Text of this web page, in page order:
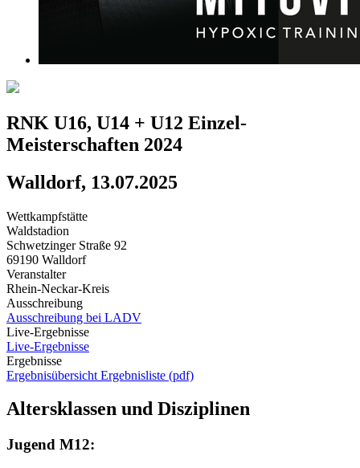
RNK U16, U14 + U12 Einzel-
Meisterschaften 2024
Walldorf, 13.07.2025
Wettkampfstätte
Waldstadion
Schwetzinger Straße 92
69190 Walldorf
Veranstalter
Rhein-Neckar-Kreis
Ausschreibung
Ausschreibung bei LADV
Live-Ergebnisse
Live-Ergebnisse
Ergebnisse
Ergebnisübersicht Ergebnisliste (pdf)
Altersklassen und Disziplinen
Jugend M12: